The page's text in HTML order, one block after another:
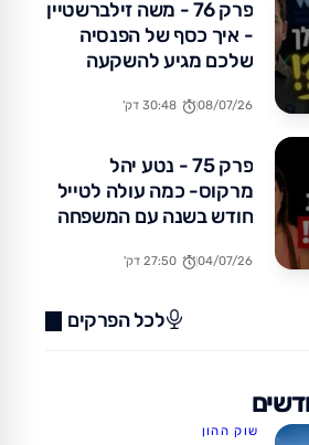
פרק 76 - משה זילברשטיין
- איך כסף של הפנסיה
שלכם מגיע להשקעה
08/07/26 30:48 דק'
פרק 75 - נטע יהל
מרקוס- כמה עולה לטייל
חודש בשנה עם המשפחה
04/07/26 27:50 דק'
לכל הפרקים
שוק ההון